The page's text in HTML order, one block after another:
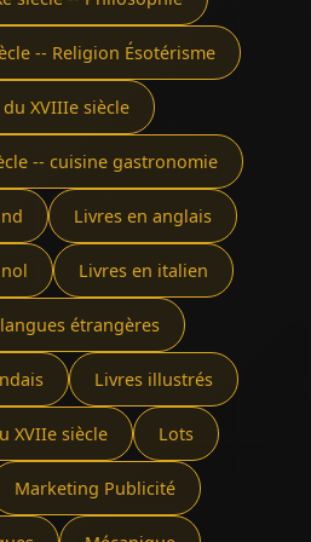
-- Religion Ésotérisme
XVIIIe siècle
-- cuisine gastronomie
Livres en anglais
Livres en italien
étrangères
Livres illustrés
XVIIe siècle Lots
Marketing Publicité